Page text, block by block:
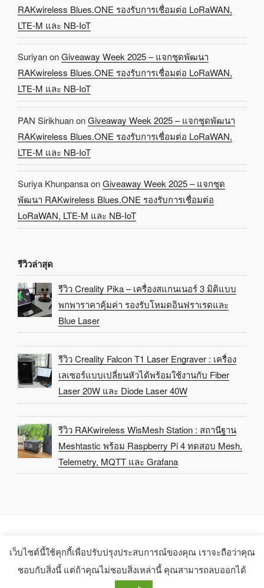
RAKwireless Blues.ONE รองรับการเชื่อมต่อ LoRaWAN,
LTE-M และ NB-IoT
SuriyanonGiveaway Week 2025 – แจกชุดพัฒนา
RAKwireless Blues.ONE รองรับการเชื่อมต่อ LoRaWAN,
LTE-M และ NB-IoT
PAN SirikhuanonGiveaway Week 2025 – แจกชุดพัฒนา
RAKwireless Blues.ONE รองรับการเชื่อมต่อ LoRaWAN,
LTE-M และ NB-IoT
Suriya KhunpansaonGiveaway Week 2025 – แจกชุด
พัฒนา RAKwireless Blues.ONE รองรับการเชื่อมต่อ
LoRaWAN, LTE-M และ NB-IoT
รีวิวล่าสุด
รีวิว Creality Pika – เครื่องสแกนเนอร์ 3 มิติแบบ
พกพาราคาคุ้มค่า รองรับโหมดอินฟราเรดและ
Blue Laser
รีวิว Creality Falcon T1 Laser Engraver : เครื่อง
เลเซอร์แบบเปลี่ยนหัวได้พร้อมใช้งานกับ Fiber
Laser 20W และ Diode Laser 40W
รีวิว RAKwireless WisMesh Station : สถานีฐาน
Meshtastic พร้อม Raspberry Pi 4 ทดสอบ Mesh,
Telemetry, MQTT และ Grafana
Copyright 2021-2025 -CNX Software Limited
เว็บไซต์นี้ใช้คุกกี้เพื่อปรับปรุงประสบการณ์ของคุณ เราจะถือว่าคุณ
ชอบกับสิ่งนี้ แต่ถ้าคุณไม่ชอบสิ่งเหล่านี้ คุณสามารถลบออกได้